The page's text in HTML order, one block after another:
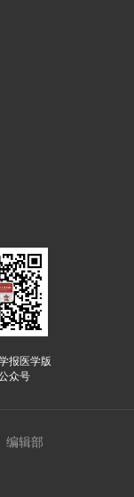
报医学版
众号
编辑部